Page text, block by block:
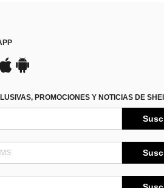
PROMOCIONES Y NOTICIAS DE